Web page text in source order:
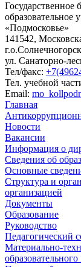
Государственное
образовательное
«Подмосковье»
141542,
ул. Санаторно-
Тел/факс:
Тел. учебной
Email:
Главная
Новости
Вакансии
Информация о
Сведения об
Основные
Структура и
организацией
Документы
Образование
Руководство
Педагогический
Материально-